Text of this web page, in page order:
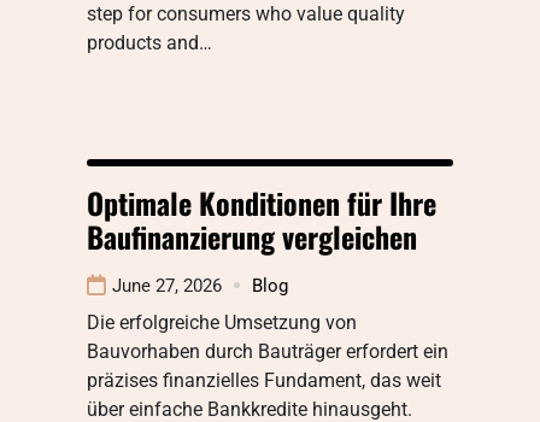
step for consumers who value quality
products and…
Optimale Konditionen für Ihre
Baufinanzierung vergleichen
June 27, 2026 Blog
Die erfolgreiche Umsetzung von
Bauvorhaben durch Bauträger erfordert ein
präzises finanzielles Fundament, das weit
über einfache Bankkredite hinausgeht.